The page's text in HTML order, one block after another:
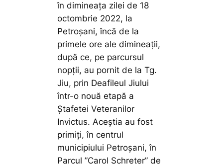
în dimineața zilei de 18
octombrie 2022, la
Petroșani, încă de la
primele ore ale dimineații,
după ce, pe parcursul
nopții, au pornit de la Tg.
Jiu, prin Deafileul Jiului
într-o nouă etapă a
Ștafetei Veteranilor
Invictus. Aceștia au fost
primiți, în centrul
municipiului Petroșani, în
Parcul ”Carol Schreter” de